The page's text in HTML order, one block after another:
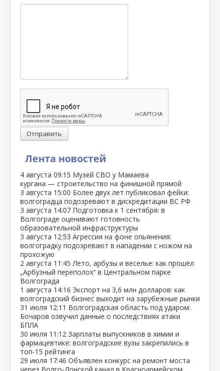
Лента новостей
4 августа 09:15 Музей СВО у Мамаева
кургана — строительство на финишной прямой
3 августа 15:00 Более двух лет публиковал фейки:
волгоградца подозревают в дискредитации ВС РФ
3 августа 14:07 Подготовка к 1 сентября: в
Волгограде оценивают готовность
образовательной инфраструктуры
3 августа 12:53 Агрессия на фоне опьянения:
волгоградку подозревают в нападении с ножом на
прохожую
2 августа 11:45 Лето, арбузы и веселье: как прошёл
„Арбузный переполох“ в Центральном парке
Волгограда
1 августа 14:16 Экспорт на 3,6 млн долларов: как
волгоградский бизнес выходит на зарубежные рынки
31 июля 12:11 Волгоградская область под ударом:
Бочаров озвучил данные о последствиях атаки
БПЛА
30 июля 11:12 Зарплаты выпускников в химии и
фармацевтике: волгоградские вузы закрепились в
топ‑15 рейтинга
29 июля 17:46 Объявлен конкурс на ремонт моста
Отправить